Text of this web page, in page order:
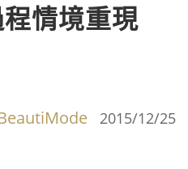
情境重現
2015/12/25